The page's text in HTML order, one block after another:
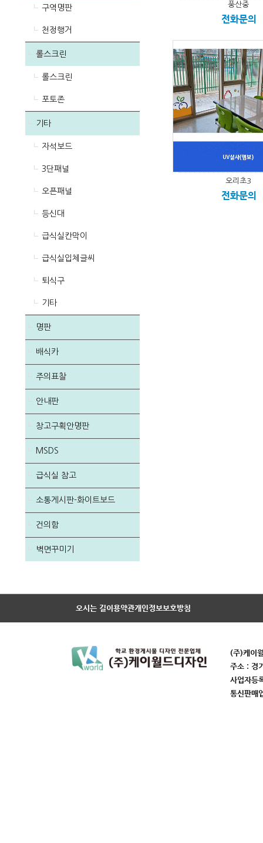
구역명판
천정행거
롤스크린
롤스크린
포토존
기타
자석보드
3단패널
오픈패널
등신대
급식실칸막이
급식실입체글씨
퇴식구
기타
명판
배식카
주의표찰
안내판
창고구획안명판
MSDS
급식실 참고
소통게시판-화이트보드
건의함
벽면꾸미기
풍산중
전화문의
오리초3
전화문의
오시는 길이용약관개인정보보호방침
(주)케이
주소 : 경
사업자
통신판매